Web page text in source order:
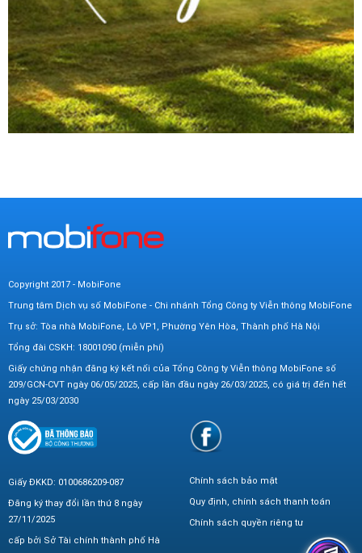
Copyright 2017 - MobiFone
Trung tâm Dịch vụ số MobiFone - Chi nhánh Tổng Công ty Viễn thông MobiFone
Trụ sở: Tòa nhà MobiFone, Lô VP1, Phường Yên Hòa, Thành phố Hà Nội
Tổng đài CSKH: 18001090 (miễn phí)
Giấy chứng nhận đăng ký kết nối của Tổng Công ty Viễn thông MobiFone số
209/GCN-CVT ngày 06/05/2025, cấp lần đầu ngày 26/03/2025, có giá trị đến hết
ngày 25/03/2030
Giấy ĐKKD: 0100686209-087
Đăng ký thay đổi lần thứ 8 ngày
27/11/2025
cấp bởi Sở Tài chính thành phố Hà
Chính sách bảo mật
Quy định, chính sách thanh toán
Chính sách quyền riêng tư